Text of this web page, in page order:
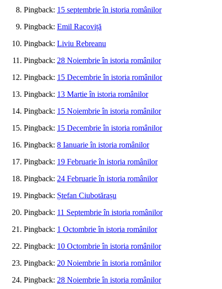
Pingback: 15 septembrie în istoria românilor
Pingback: Emil Racoviță
Pingback: Liviu Rebreanu
Pingback: 28 Noiembrie în istoria românilor
Pingback: 15 Decembrie în istoria românilor
Pingback: 13 Martie în istoria românilor
Pingback: 15 Noiembrie în istoria românilor
Pingback: 15 Decembrie în istoria românilor
Pingback: 8 Ianuarie în istoria românilor
Pingback: 19 Februarie în istoria românilor
Pingback: 24 Februarie în istoria românilor
Pingback: Ștefan Ciubotărașu
Pingback: 11 Septembrie în istoria românilor
Pingback: 1 Octombrie în istoria românilor
Pingback: 10 Octombrie în istoria românilor
Pingback: 20 Noiembrie în istoria românilor
Pingback: 28 Noiembrie în istoria românilor